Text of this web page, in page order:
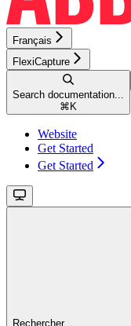
Français
FlexiCapture
Search documentation...
⌘ K
Website
Get Started
Get Started
Rechercher...